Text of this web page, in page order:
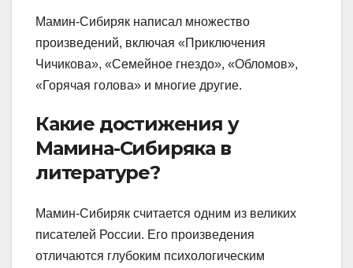
Мамин-Сибиряк написал множество
произведений, включая «Приключения
Чичикова», «Семейное гнездо», «Обломов»,
«Горячая голова» и многие другие.
Какие достижения у
Мамина-Сибиряка в
литературе?
Мамин-Сибиряк считается одним из великих
писателей России. Его произведения
отличаются глубоким психологическим